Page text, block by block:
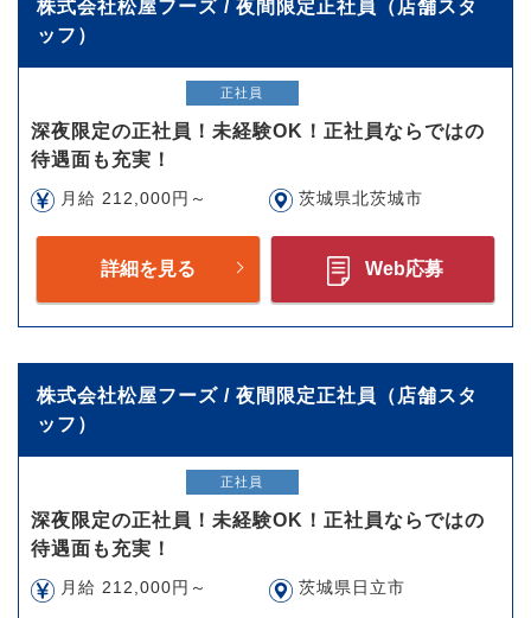
株式会社松屋フーズ / 夜間限定正社員（店舗スタ
ッフ）
正社員
深夜限定の正社員！未経験OK！正社員ならではの
待遇面も充実！
月給 212,000円～ 茨城県北茨城市
詳細を見る Web応募
株式会社松屋フーズ / 夜間限定正社員（店舗スタ
ッフ）
正社員
深夜限定の正社員！未経験OK！正社員ならではの
待遇面も充実！
月給 212,000円～ 茨城県日立市